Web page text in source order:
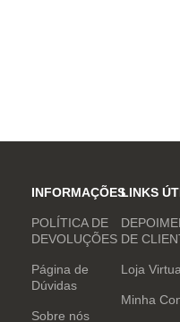
INFORMAÇÕES
POLÍTICA DE
DEVOLUÇÕES
Página de
Dúvidas
Sobre nós
LINKS
DE
Loja
Minha